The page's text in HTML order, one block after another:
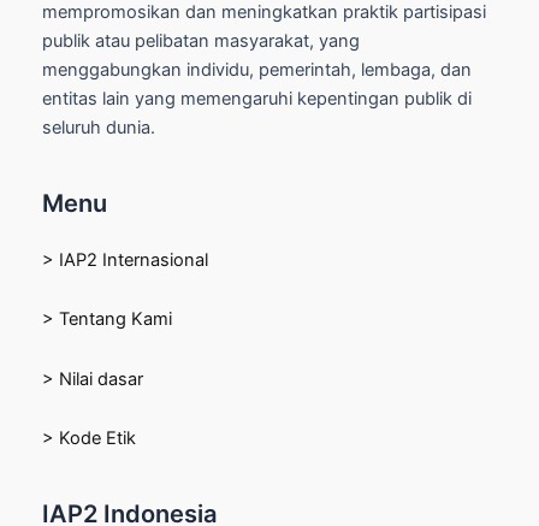
mempromosikan dan meningkatkan praktik partisipasi
publik atau pelibatan masyarakat, yang
menggabungkan individu, pemerintah, lembaga, dan
entitas lain yang memengaruhi kepentingan publik di
seluruh dunia.
Menu
> IAP2 Internasional
> Tentang Kami
> Nilai dasar
> Kode Etik
IAP2 Indonesia